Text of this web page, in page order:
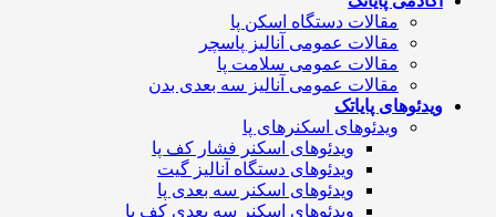
مقالات دستگاه اسکن پا
مقالات عمومی آنالیز پاسچر
مقالات عمومی سلامت پا
مقالات عمومی آنالیز سه بعدی بدن
ویدئوهای پایاتک
ویدئوهای اسکنرهای پا
ویدئوهای اسکنر فشار کف پا
ویدئوهای دستگاه آنالیز گیت
ویدئوهای اسکنر سه بعدی پا
ویدئوهای اسکنر سه بعدی کف پا